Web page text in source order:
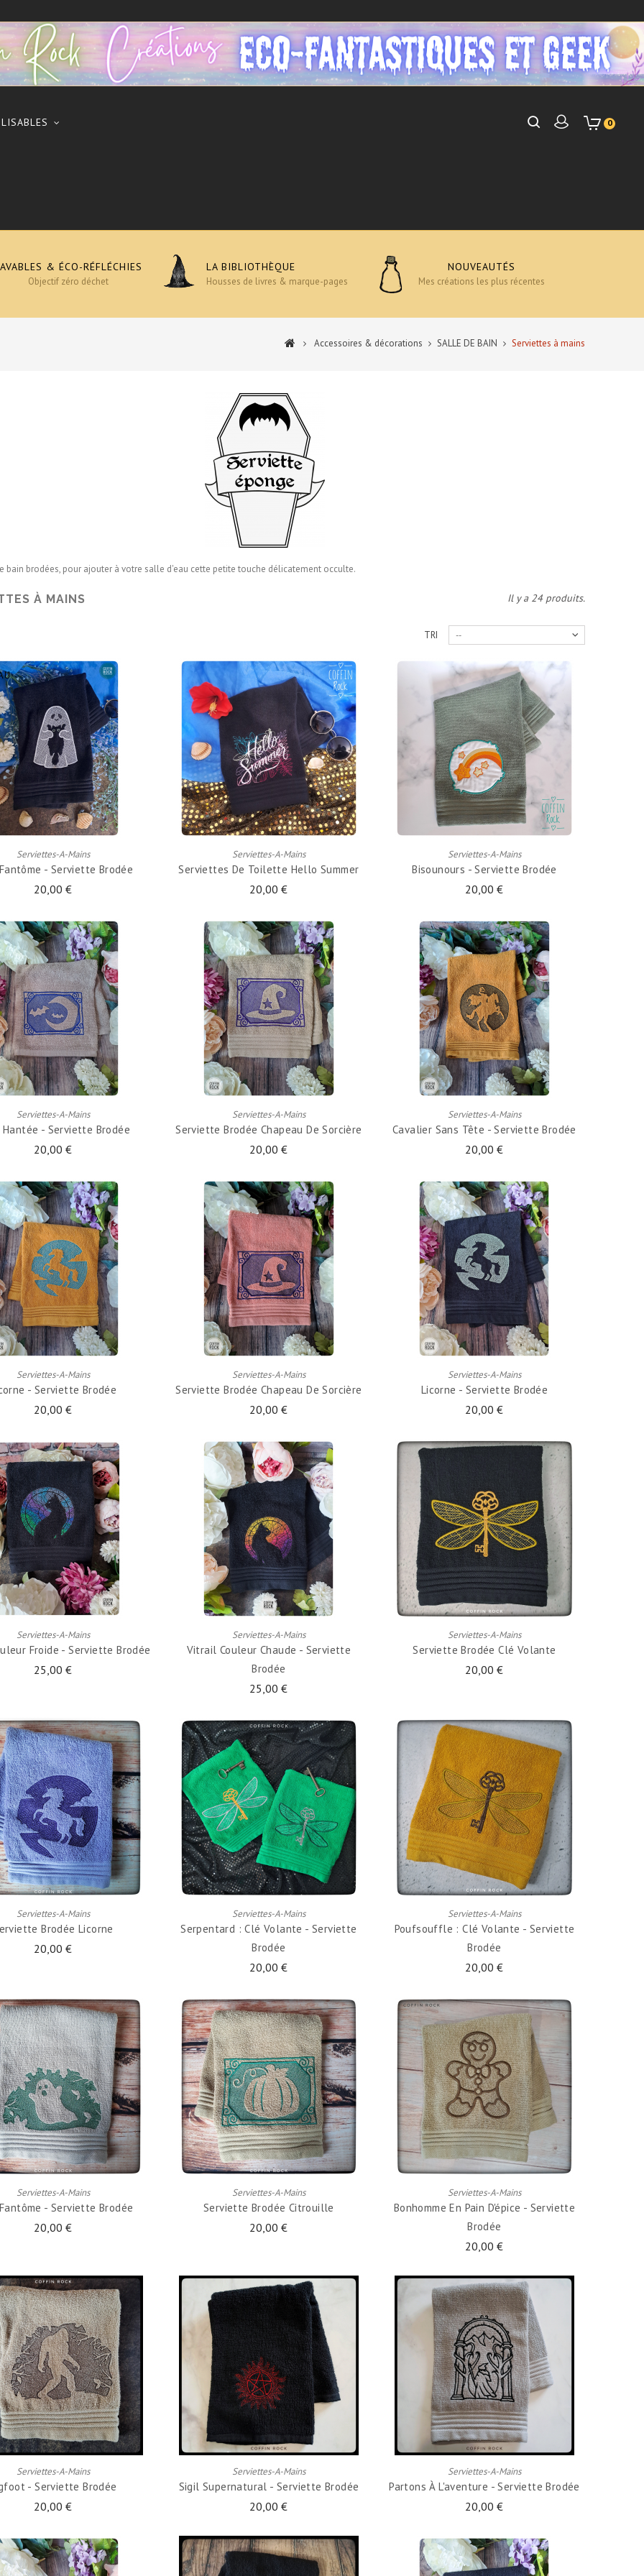
0
& ÉCO-RÉFLÉCHIES
Objectif zéro déchet
LA BIBLIOTHÈQUE
Housses de livres & marque-pages
NOUVEAUTÉS
Mes créations les plus récentes
Accessoires & décorations SALLE DE BAIN Serviettes à mains
bain brodées, pour ajouter à votre salle d'eau cette petite touche délicatement occulte.
À MAINS Il y a 24 produits.
TRI --
Serviettes-A-Mains
- Serviette Brodée
20,00 €
AJOUTER AU PANIER
Serviettes-A-Mains
Serviettes De Toilette Hello Summer
20,00 €
AJOUTER AU PANIER
Serviettes-A-Mains
Bisounours - Serviette Brodée
20,00 €
AJOUTER AU PANIER
Serviettes-A-Mains
Hantée - Serviette Brodée
20,00 €
AJOUTER AU PANIER
Serviettes-A-Mains
Serviette Brodée Chapeau De Sorcière
20,00 €
AJOUTER AU PANIER
Serviettes-A-Mains
Cavalier Sans Tête - Serviette Brodée
20,00 €
AJOUTER AU PANIER
Serviettes-A-Mains
- Serviette Brodée
20,00 €
AJOUTER AU PANIER
Serviettes-A-Mains
Serviette Brodée Chapeau De Sorcière
20,00 €
AJOUTER AU PANIER
Serviettes-A-Mains
Licorne - Serviette Brodée
20,00 €
AJOUTER AU PANIER
Serviettes-A-Mains
Froide - Serviette Brodée
25,00 €
AJOUTER AU PANIER
Serviettes-A-Mains
Vitrail Couleur Chaude - Serviette
Brodée
25,00 €
AJOUTER AU PANIER
Serviettes-A-Mains
Serviette Brodée Clé Volante
20,00 €
AJOUTER AU PANIER
Serviettes-A-Mains
Brodée Licorne
20,00 €
AJOUTER AU PANIER
Serviettes-A-Mains
Serpentard : Clé Volante - Serviette
Brodée
20,00 €
AJOUTER AU PANIER
Serviettes-A-Mains
Poufsouffle : Clé Volante - Serviette
Brodée
20,00 €
AJOUTER AU PANIER
Serviettes-A-Mains
- Serviette Brodée
20,00 €
AJOUTER AU PANIER
Serviettes-A-Mains
Serviette Brodée Citrouille
20,00 €
AJOUTER AU PANIER
Serviettes-A-Mains
Bonhomme En Pain D'épice - Serviette
Brodée
20,00 €
AJOUTER AU PANIER
Serviettes-A-Mains
- Serviette Brodée
20,00 €
AJOUTER AU PANIER
Serviettes-A-Mains
Sigil Supernatural - Serviette Brodée
20,00 €
AJOUTER AU PANIER
Serviettes-A-Mains
Partons À L'aventure - Serviette Brodée
20,00 €
AJOUTER AU PANIER